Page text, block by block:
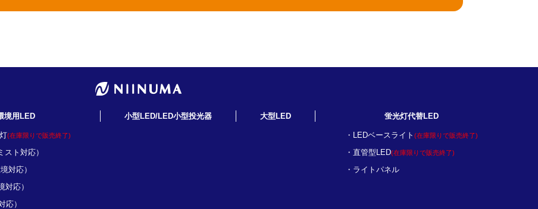
境用LED
(在庫限りで販売終了)
ト対応）
対応）
対応）
応）
小型LED/LED小型投光器 大型LED 蛍光灯代替LED
LEDベースライト (在庫限りで販売終了)
直管型LED(在庫限りで販売終了)
ライトパネル